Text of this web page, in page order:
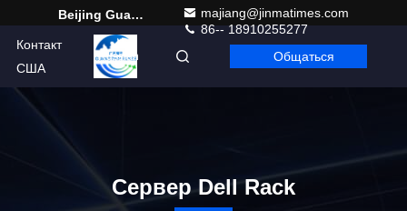
Beijing Guangtian Runze Technology Co., Ltd.
majiang@jinmatimes.com
86-- 18910255277
Контакт
США
Russian Общаться
Сервер Dell Rack